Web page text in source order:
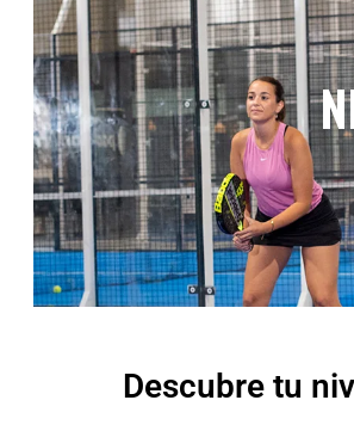
CONÓCENOS
ÁREA CLIENTES
CONTACTO
Descubre tu